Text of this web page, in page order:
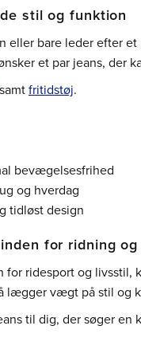
stil og funktion
eller bare leder efter
et par jeans, der
samt fritidstøj.
bevægelsesfrihed
og hverdag
tidløst design
for ridning
ridesport og livsstil,
lægger vægt på stil og
til dig, der søger